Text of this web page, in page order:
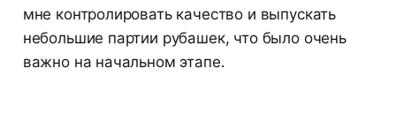
мне контролировать качество и выпускать
небольшие партии рубашек, что было очень
важно на начальном этапе.